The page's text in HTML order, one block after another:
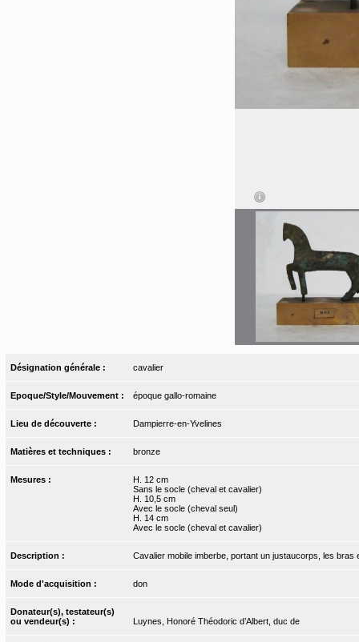
Désignation générale : cavalier
Epoque/Style/Mouvement : époque gallo-romaine
Lieu de découverte : Dampierre-en-Yvelines
Matières et techniques : bronze
Mesures :
H. 12 cm
Sans le socle (cheval et cavalier)
H. 10,5 cm
Avec le socle (cheval seul)
H. 14 cm
Avec le socle (cheval et cavalier)
Description : Cavalier mobile imberbe, portant un justaucorps, les bras
Mode d'acquisition : don
Donateur(s), testateur(s)
ou vendeur(s) :
Luynes, Honoré Théodoric d’Albert, duc de